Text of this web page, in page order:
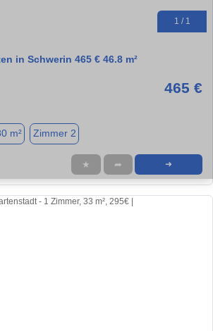
1 / 1
in Schwerin 465 € 46.8 m²
465 €
m² Zimmer 2
★ ➦ ➜